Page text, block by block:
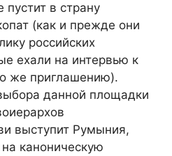
пустит в страну
(как и прежде они
российских
ехали на интервью к
же приглашению).
данной площадки
выступит Румыния,
каноническую